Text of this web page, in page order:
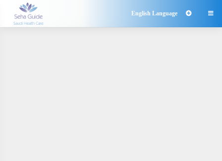

English Language